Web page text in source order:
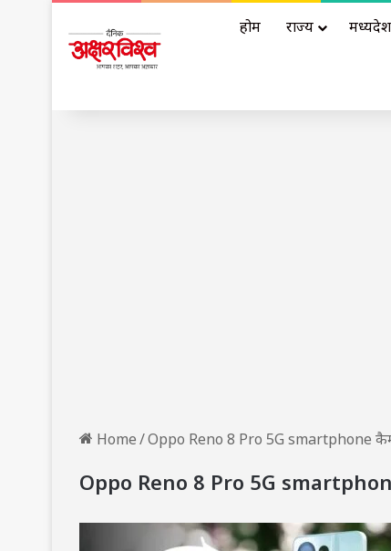
होम राज्य मध्यप्रदेश
Home/Oppo Reno 8 Pro 5G smartphone
Oppo Reno 8 Pro 5G